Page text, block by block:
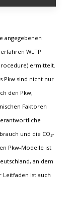
angegebenen
WLTP
ermittelt.
Pkw sind nicht nur
den Pkw,
Faktoren
und die CO₂-
Pkw-Modelle ist
an dem
Leitfaden ist auch